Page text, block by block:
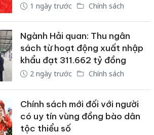
1 ngày trước Chính sách
Ngành Hải quan: Thu ngân
sách từ hoạt động xuất nhập
khẩu đạt 311.662 tỷ đồng
2 ngày trước Chính sách
Chính sách mới đối với người
có uy tín vùng đồng bào dân
tộc thiểu số